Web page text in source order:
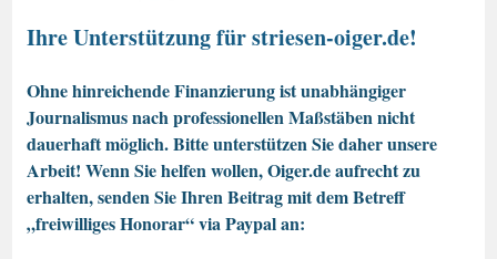
Ihre Unterstützung für striesen-oiger.de!
Ohne hinreichende Finanzierung ist unabhängiger
Journalismus nach professionellen Maßstäben nicht
dauerhaft möglich. Bitte unterstützen Sie daher unsere
Arbeit! Wenn Sie helfen wollen, Oiger.de aufrecht zu
erhalten, senden Sie Ihren Beitrag mit dem Betreff
„freiwilliges Honorar“ via Paypal an: